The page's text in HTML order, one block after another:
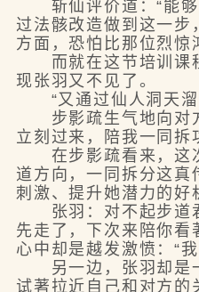
斩仙评价道：“能够
过法骸改造做到这一步
方面，恐怕比那位烈惊
而就在这节培训课
现张羽又不见了。
“又通过仙人洞天溜
步影疏生气地向对方
立刻过来，陪我一同拆
在步影疏看来，这
道方向，一同拆分这真
刺激、提升她潜力的好
张羽：对不起步道
先走了，下次来陪你看
心中却是越发激愤：“
另一边，张羽却是
试著拉近自己和对方的